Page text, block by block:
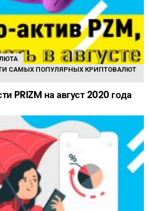
САМЫХ ПОПУЛЯРНЫХ КРИПТОВАЛЮТ
PRIZM на август 2020 года